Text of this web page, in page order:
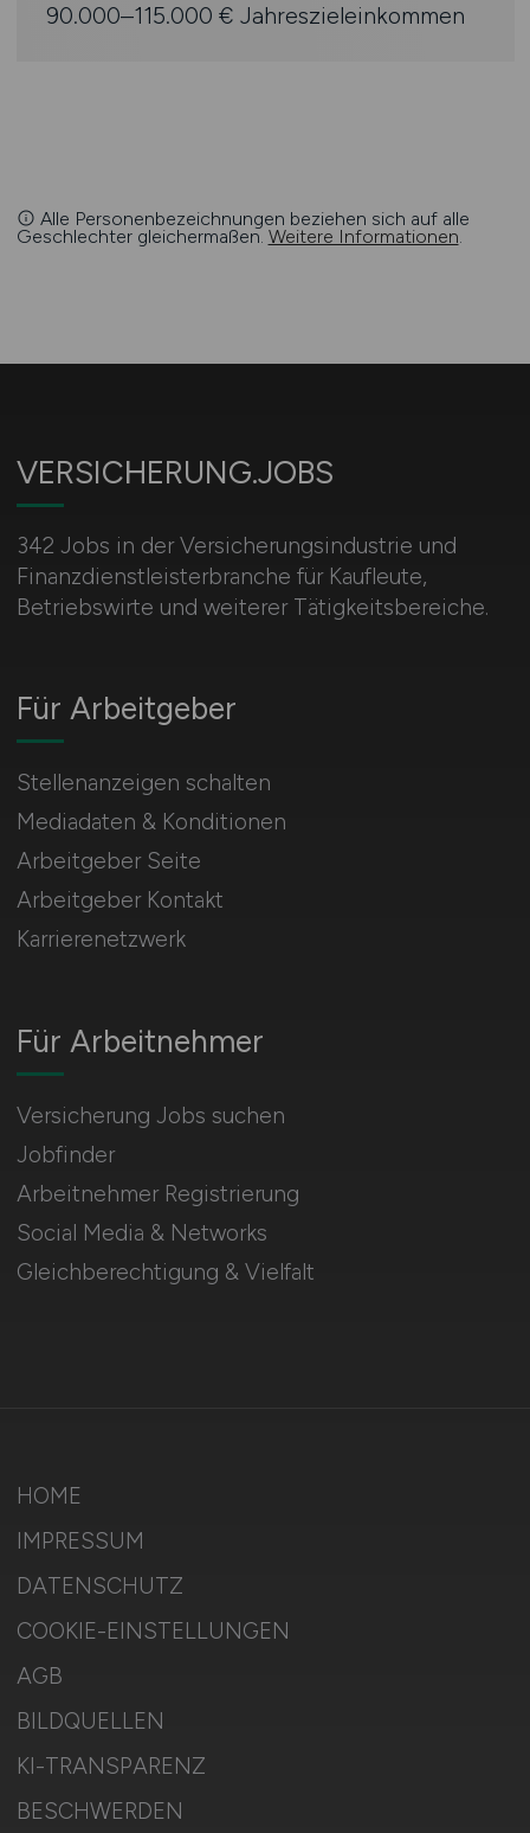
90.000–115.000 € Jahreszieleinkommen
Alle Personenbezeichnungen beziehen sich auf alle
Geschlechter gleichermaßen. Weitere Informationen.
VERSICHERUNG.JOBS
342 Jobs in der Versicherungsindustrie und
Finanzdienstleisterbranche für Kaufleute,
Betriebswirte und weiterer Tätigkeitsbereiche.
Für Arbeitnehmer
Versicherung Jobs suchen
Jobfinder
Arbeitnehmer Registrierung
Social Media & Networks
Gleichberechtigung & Vielfalt
Für Arbeitgeber
Stellenanzeigen schalten
Mediadaten & Konditionen
Arbeitgeber Seite
Arbeitgeber Kontakt
Karrierenetzwerk
HOME
IMPRESSUM
DATENSCHUTZ
COOKIE-EINSTELLUNGEN
AGB
BILDQUELLEN
KI-TRANSPARENZ
BESCHWERDEN